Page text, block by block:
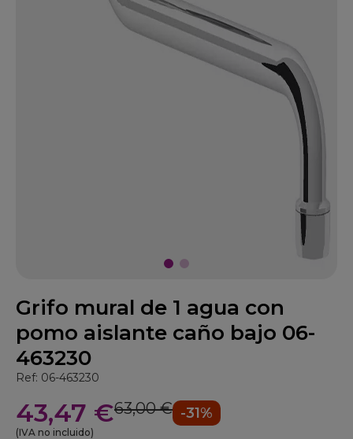
Grifo mural de 1 agua con
pomo aislante caño bajo 06-
463230
Ref: 06-463230
43,47 €63,00 € -31%
(IVA no incluido)